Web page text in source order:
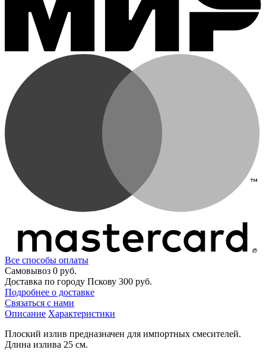
Все способы оплаты
Самовывоз 0 руб.
Доставка по городу Пскову 300 руб.
Подробнее о доставке
Связаться с нами
Описание Характеристики
Плоский излив предназначен для импортных смесителей.
Длина излива 25 см.